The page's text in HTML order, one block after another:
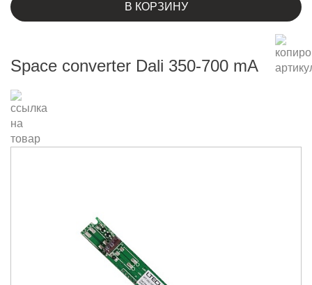
В КОРЗИНУ
Space converter Dali 350-700 mA